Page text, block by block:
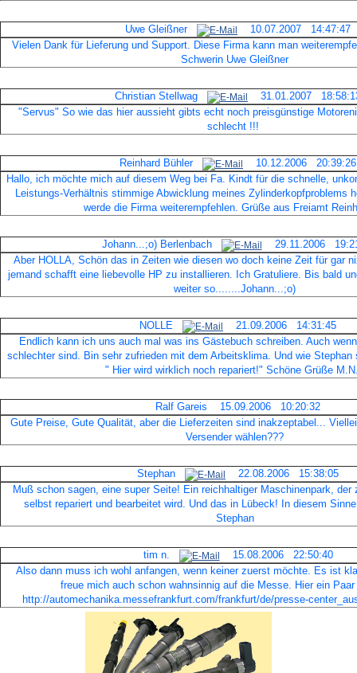
Uwe Gleißner
10.07.2007 14:47:47
Vielen Dank für Lieferung und Support. Diese Firma kann man
Schwerin Uwe Gleißner
Christian Stellwag
31.01.2007
"Servus" So wie das hier aussieht gibts echt noch preisgünstige
schlecht !!!
Reinhard Bühler
10.12.2006 20:39:26
Hallo, ich möchte mich auf diesem Weg bei Fa. Kindt für die schnelle,
Leistungs-Verhältnis stimmige Abwicklung meines Zylinderkopfproblems
werde die Firma weiterempfehlen. Grüße aus Freiamt
Johann...;o) Berlenbach
29.11.2006
Aber HOLLA, Schön das in Zeiten wie diesen wo doch keine Zeit für gar
jemand schafft eine liebevolle HP zu installieren. Ich Gratuliere. Bis bald
weiter so........Johann...;o)
NOLLE
21.09.2006 14:31:45
Endlich kann ich uns auch mal was ins Gästebuch schreiben. Auch
schlechter sind. Bin sehr zufrieden mit dem Arbeitsklima. Und wie Stephan
" Hier wird wirklich noch repariert!" Schöne Grüße
Ralf Gareis 15.09.2006 10:20:32
Gute Preise, Gute Qualität, aber die Lieferzeiten sind inakzeptabel...
Versender wählen???
Stephan
22.08.2006 15:38:05
Muß schon sagen, eine super Seite! Ein reichhaltiger Maschinenpark, der
selbst repariert und bearbeitet wird. Und das in Lübeck! In diesem
Stephan
tim n.
15.08.2006 22:50:40
Also dann muss ich wohl anfangen, wenn keiner zuerst möchte. Es ist
freue mich auch schon wahnsinnig auf die Messe. Hier ein
http://automechanika.messefrankfurt.com/frankfurt/de/presse-